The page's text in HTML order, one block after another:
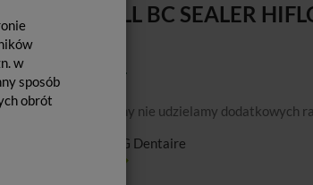
w
sposób
obrót
TOTALFILL BC SEALER
Od podanej ceny nie udzielamy dodatkowych
FKG Dentaire